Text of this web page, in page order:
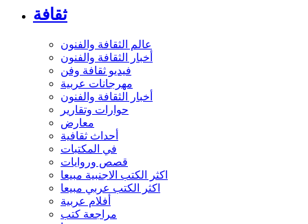
ثقافة
عالم الثقافة والفنون
أخبار الثقافة والفنون
فيديو ثقافة وفن
مهرجانات عربية
أخبار الثقافة والفنون
حوارات وتقارير
معارض
أحداث ثقافية
في المكتبات
قصص وروايات
اكثر الكتب الاجنبية مبيعا
اكثر الكتب عربي مبيعا
أفلام عربية
مراجعة كتب